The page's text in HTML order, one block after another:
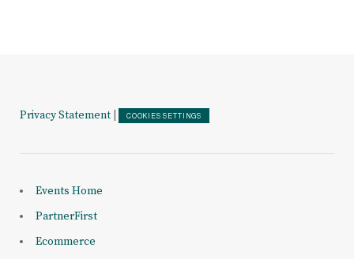
Privacy Statement COOKIES SETTINGS
Events Home
PartnerFirst
Ecommerce